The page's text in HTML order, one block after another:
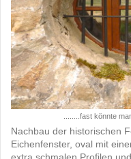
........fast könnte
Nachbau der historischen
Eichenfenster, oval mit